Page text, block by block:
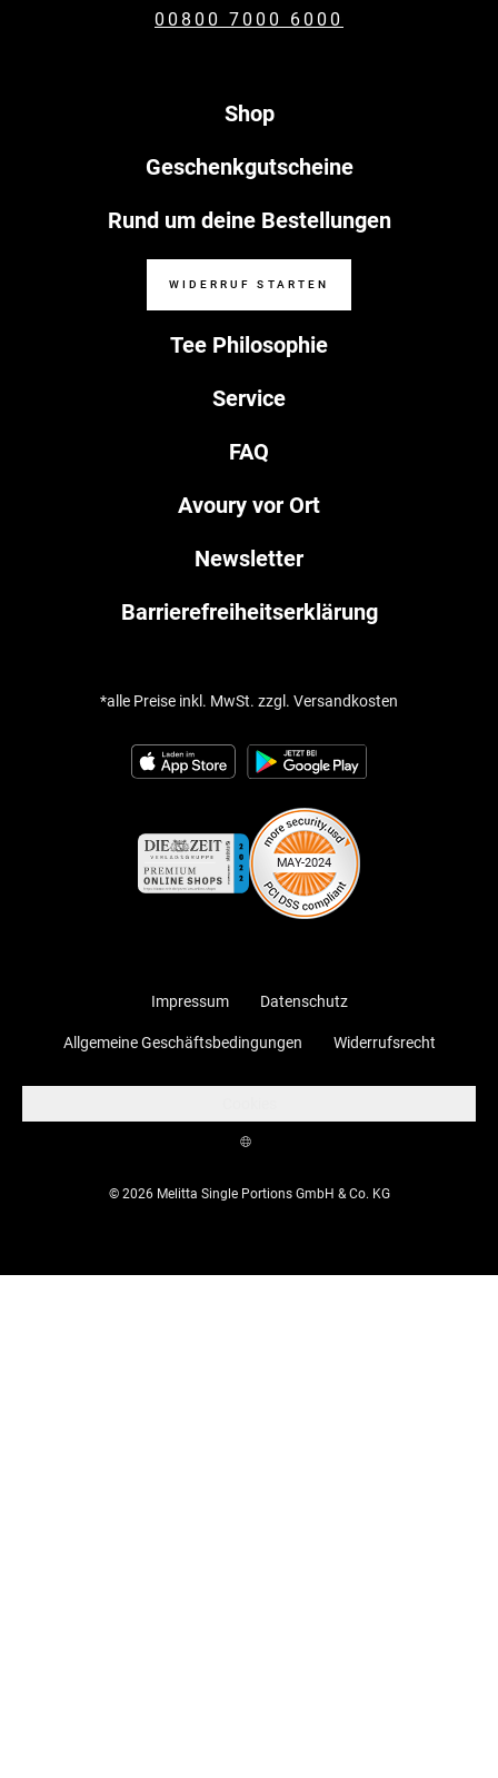
00800 7000 6000
Tee Philosophie
Service
FAQ
Avoury vor Ort
Newsletter
Barrierefreiheitserklärung
Shop
Geschenkgutscheine
Rund um deine Bestellungen
WIDERRUF STARTEN
*alle Preise inkl. MwSt. zzgl. Versandkosten
Impressum Datenschutz
Allgemeine Geschäftsbedingungen Widerrufsrecht
© 2026 Melitta Single Portions GmbH & Co. KG